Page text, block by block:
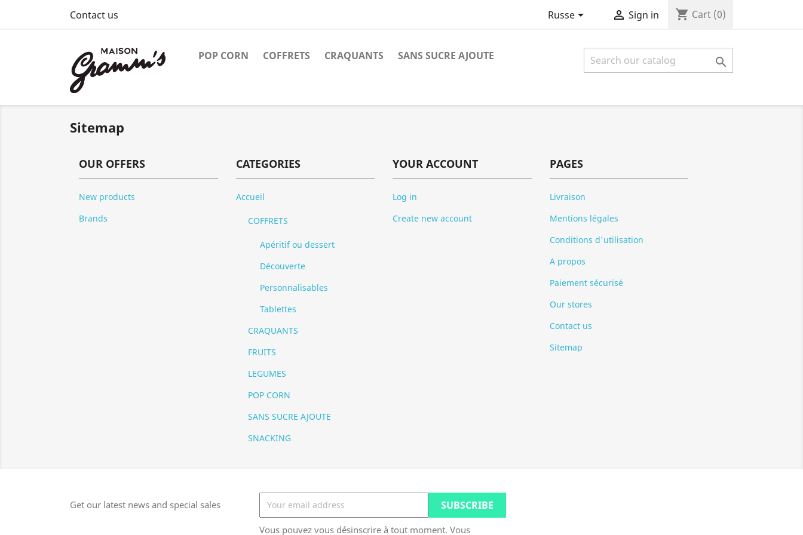
Contact us Russe  Sign in shopping_cart Cart (0)
POP CORN COFFRETS CRAQUANTS SANS SUCRE AJOUTE 
Sitemap
OUR OFFERS
New products
Brands
CATEGORIES
Accueil
COFFRETS
Apéritif ou dessert
Découverte
Personnalisables
Tablettes
CRAQUANTS
FRUITS
LEGUMES
POP CORN
SANS SUCRE AJOUTE
SNACKING
YOUR ACCOUNT
Log in
Create new account
PAGES
Livraison
Mentions légales
Conditions d'utilisation
A propos
Paiement sécurisé
Our stores
Contact us
Sitemap
Get our latest news and special sales
Vous pouvez vous désinscrire à tout moment. Vous